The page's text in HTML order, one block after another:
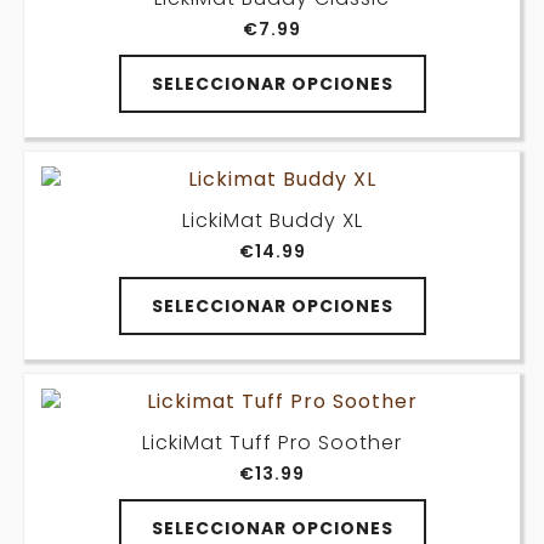
pueden
elegir
en
la
producto
€7.99
SELECCIONAR OPCIONES
Este
producto
tiene
múltiples
variantes.
opciones
pueden
elegir
en
la
página
producto
LickiMat Buddy XL
€14.99
SELECCIONAR OPCIONES
Este
producto
tiene
múltiples
variantes.
opciones
pueden
elegir
LickiMat Tuff Pro Soother
€13.99
SELECCIONAR OPCIONES
Este
producto